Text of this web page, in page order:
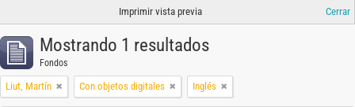
Imprimir vista previa Cerrar
Mostrando 1 resultados
Fondos
Liut, Martín Con objetos digitales Inglés